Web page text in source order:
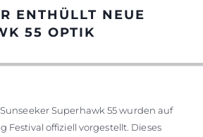
ENTHÜLLT NEUE
55 OPTIK
Superhawk 55 wurden auf
Festival offiziell vorgestellt. Dieses